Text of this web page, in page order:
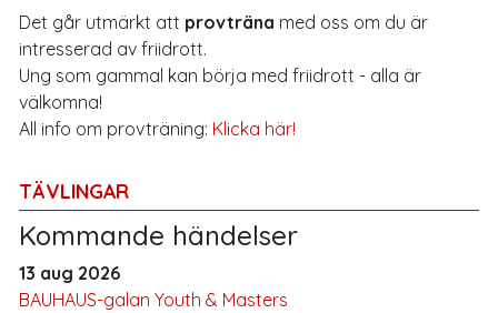
Det går utmärkt att provträna med oss om du är
intresserad av friidrott.
Ung som gammal kan börja med friidrott - alla är
välkomna!
All info om provträning: Klicka här!
TÄVLINGAR
Kommande händelser
13 aug 2026
BAUHAUS-galan Youth & Masters